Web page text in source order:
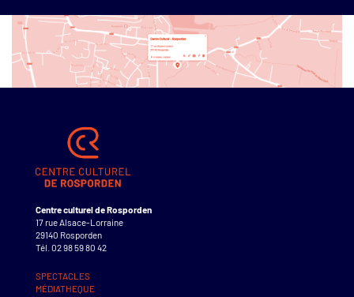
Centre culturel de Rosporden
17 rue Alsace-Lorraine
29140 Rosporden
Tél. 02 98 59 80 42
SPECTACLES
MÉDIATHEQUE